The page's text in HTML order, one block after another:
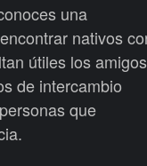
una
nativos
útiles los amigos
de intercambio
que